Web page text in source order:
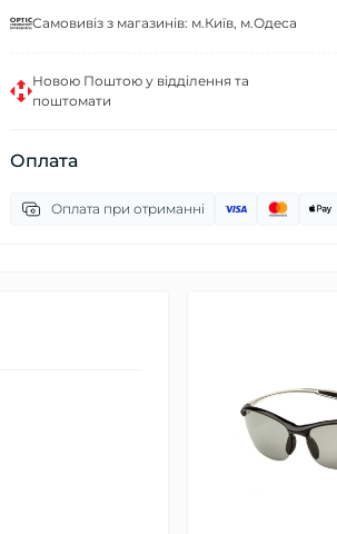
Самовивіз з магазинів: м.Київ, м.Одеса
Новою Поштою у відділення та
поштомати
Оплата
Оплата при отриманні